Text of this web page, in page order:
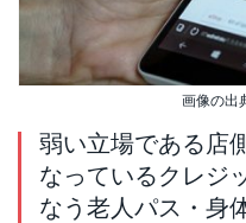
画像の出
弱い立場である店
なっているクレジ
なう老人パス・身